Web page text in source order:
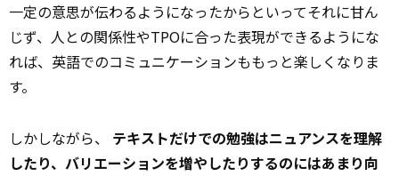
一定の意思が伝わるようになったからといってそれに甘ん
じず、人との関係性やTPOに合った表現ができるようにな
れば、英語でのコミュニケーションももっと楽しくなりま
す。
しかしながら、 テキストだけでの勉強はニュアンスを理解
したり、バリエーションを増やしたりするのにはあまり向